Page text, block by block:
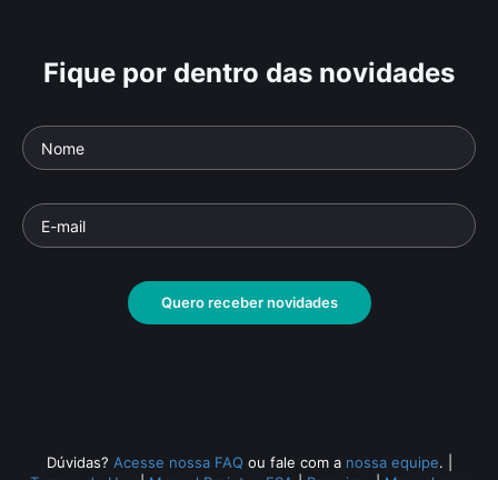
Jacques Rancière
Parte
Fique por dentro das novidades
Quero receber novidades
Dúvidas? Acesse nossa FAQ ou fale com a nossa equipe.